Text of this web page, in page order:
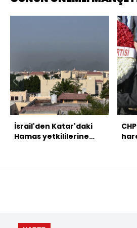
İsrail'den Katar'daki
Hamas yetkililerine